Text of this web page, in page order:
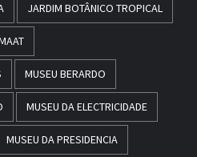
JARDIM BOTÂNICO TROPICAL
MUSEU BERARDO
MUSEU DA ELECTRICIDADE
MUSEU DA PRESIDENCIA